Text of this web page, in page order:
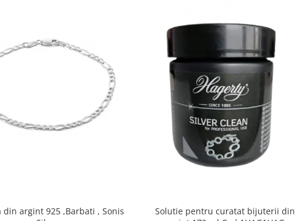
argint 925 ,Barbati , Sonis
Solutie pentru curatat bijuterii din